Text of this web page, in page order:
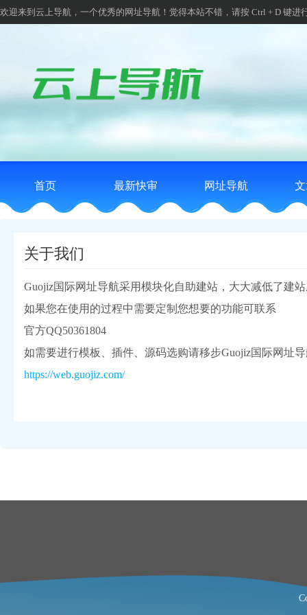
欢迎来到云上导航，一个优秀的网址导航！觉得本站不错，请按 Ctrl + D 键进
首页 最新快审 网址导航
关于我们
Guojiz国际网址导航采用模块化自助建站，大大减低了建
如果您在使用的过程中需要定制您想要的功能可联系
官方QQ50361804
如需要进行模板、插件、源码选购请移步Guojiz国际网址
https://web.guojiz.com/